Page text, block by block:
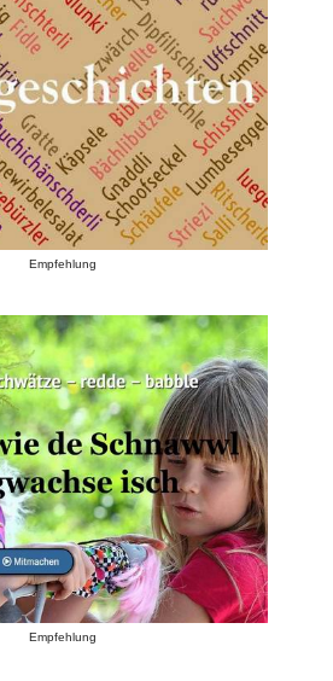
Empfehlung
Empfehlung